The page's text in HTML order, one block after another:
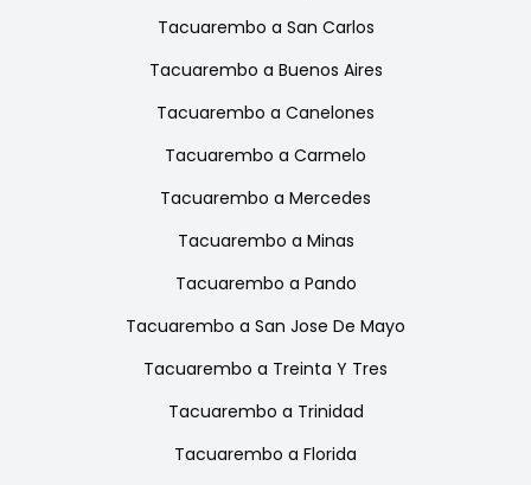
Tacuarembo a San Carlos
Tacuarembo a Buenos Aires
Tacuarembo a Canelones
Tacuarembo a Carmelo
Tacuarembo a Mercedes
Tacuarembo a Minas
Tacuarembo a Pando
Tacuarembo a San Jose De Mayo
Tacuarembo a Treinta Y Tres
Tacuarembo a Trinidad
Tacuarembo a Florida